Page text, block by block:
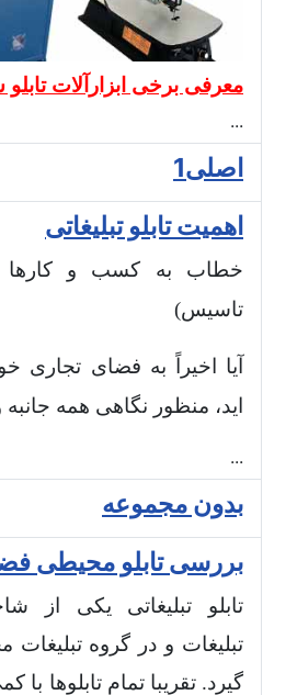
معرفی برخی ابزارآلات
...
اصلی1
اهمیت تابلو تبلیغاتی
خطاب به کسب و کارها
تاسیس)
آیا اخیراً به فضای تجاری
اید، منظور نگاهی همه
...
بدون مجموعه
بررسی تابلو محیطی
تابلو تبلیغاتی یکی از
تبلیغات و در گروه
گیرد. تقریبا تمام تابلوها با